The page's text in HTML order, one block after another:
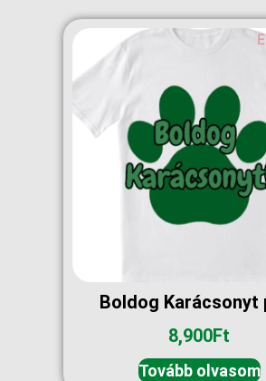
Boldog Karácsonyt
8,900Ft
Tovább olvasom